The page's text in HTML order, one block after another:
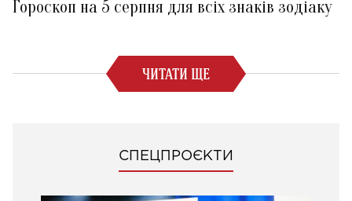
Гороскоп на 5 серпня для всіх знаків зодіаку
ЧИТАТИ ЩЕ
СПЕЦПРОЄКТИ